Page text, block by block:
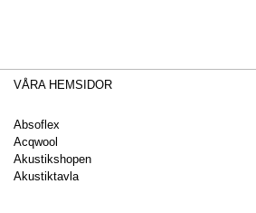
VÅRA HEMSIDOR
Absoflex
Acqwool
Akustikshopen
Akustiktavla